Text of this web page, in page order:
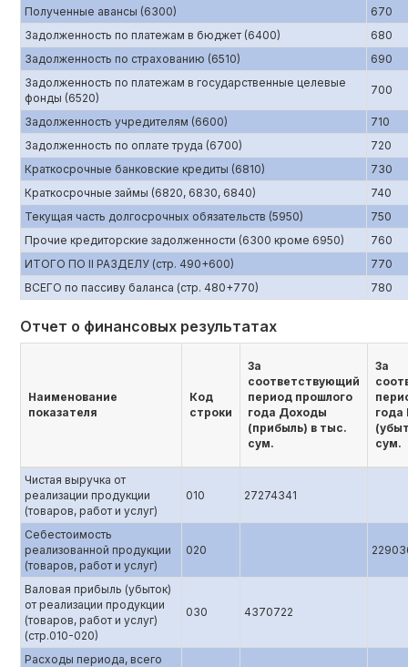
Полученные авансы (6300)
670
Задолженность по платежам в бюджет (6400)
680
Задолженность по страхованию (6510)
690
Задолженность по платежам в государственные целевые
фонды (6520)
700
Задолженность учредителям (6600)
710
Задолженность по оплате труда (6700)
720
Краткосрочные банковские кредиты (6810)
730
Краткосрочные займы (6820, 6830, 6840)
740
Текущая часть долгосрочных обязательств (5950)
750
Прочие кредиторские задолженности (6300 кроме 6950)
760
ИТОГО ПО II РАЗДЕЛУ (стр. 490+600)
770
ВСЕГО по пассиву баланса (стр. 480+770)
780
Отчет о финансовых результатах
Наименование
показателя
Код
строки
За
соответствующий
период прошлого
года Доходы
(прибыль) в тыс.
сум.
За
года
сум.
Чистая выручка от
реализации продукции
(товаров, работ и услуг)
010 27274341
Себестоимость
реализованной продукции
(товаров, работ и услуг)
020
Валовая прибыль (убыток)
от реализации продукции
(товаров, работ и услуг)
(стр.010-020)
030 4370722
Расходы периода, всего